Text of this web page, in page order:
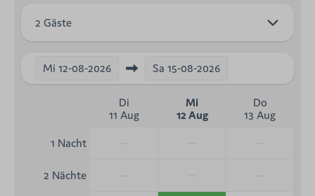
2 Gäste
Mi 12-08-2026 Sa 15-08-2026
Di
11 Aug
Mi
12 Aug
Do
13 Aug
1 Nacht
2 Nächte